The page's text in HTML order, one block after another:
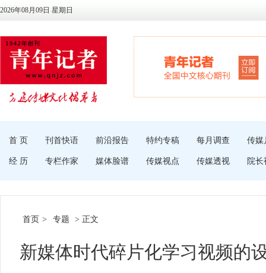
2026年08月09日 星期日
首 页 刊首快语 前沿报告 特约专稿 每月调查 传媒
经 历 专栏作家 媒体脸谱 传媒视点 传媒透视 院长
首页 > 专题 > 正文
新媒体时代碎片化学习视频的